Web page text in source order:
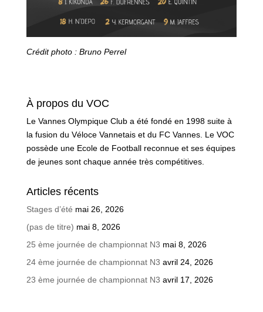
Crédit photo : Bruno Perrel
À propos du VOC
Le Vannes Olympique Club a été fondé en 1998 suite à
la fusion du Véloce Vannetais et du FC Vannes. Le VOC
possède une Ecole de Football reconnue et ses équipes
de jeunes sont chaque année très compétitives.
Articles récents
Stages d’été mai 26, 2026
(pas de titre) mai 8, 2026
25 ème journée de championnat N3 mai 8, 2026
24 ème journée de championnat N3 avril 24, 2026
23 ème journée de championnat N3 avril 17, 2026